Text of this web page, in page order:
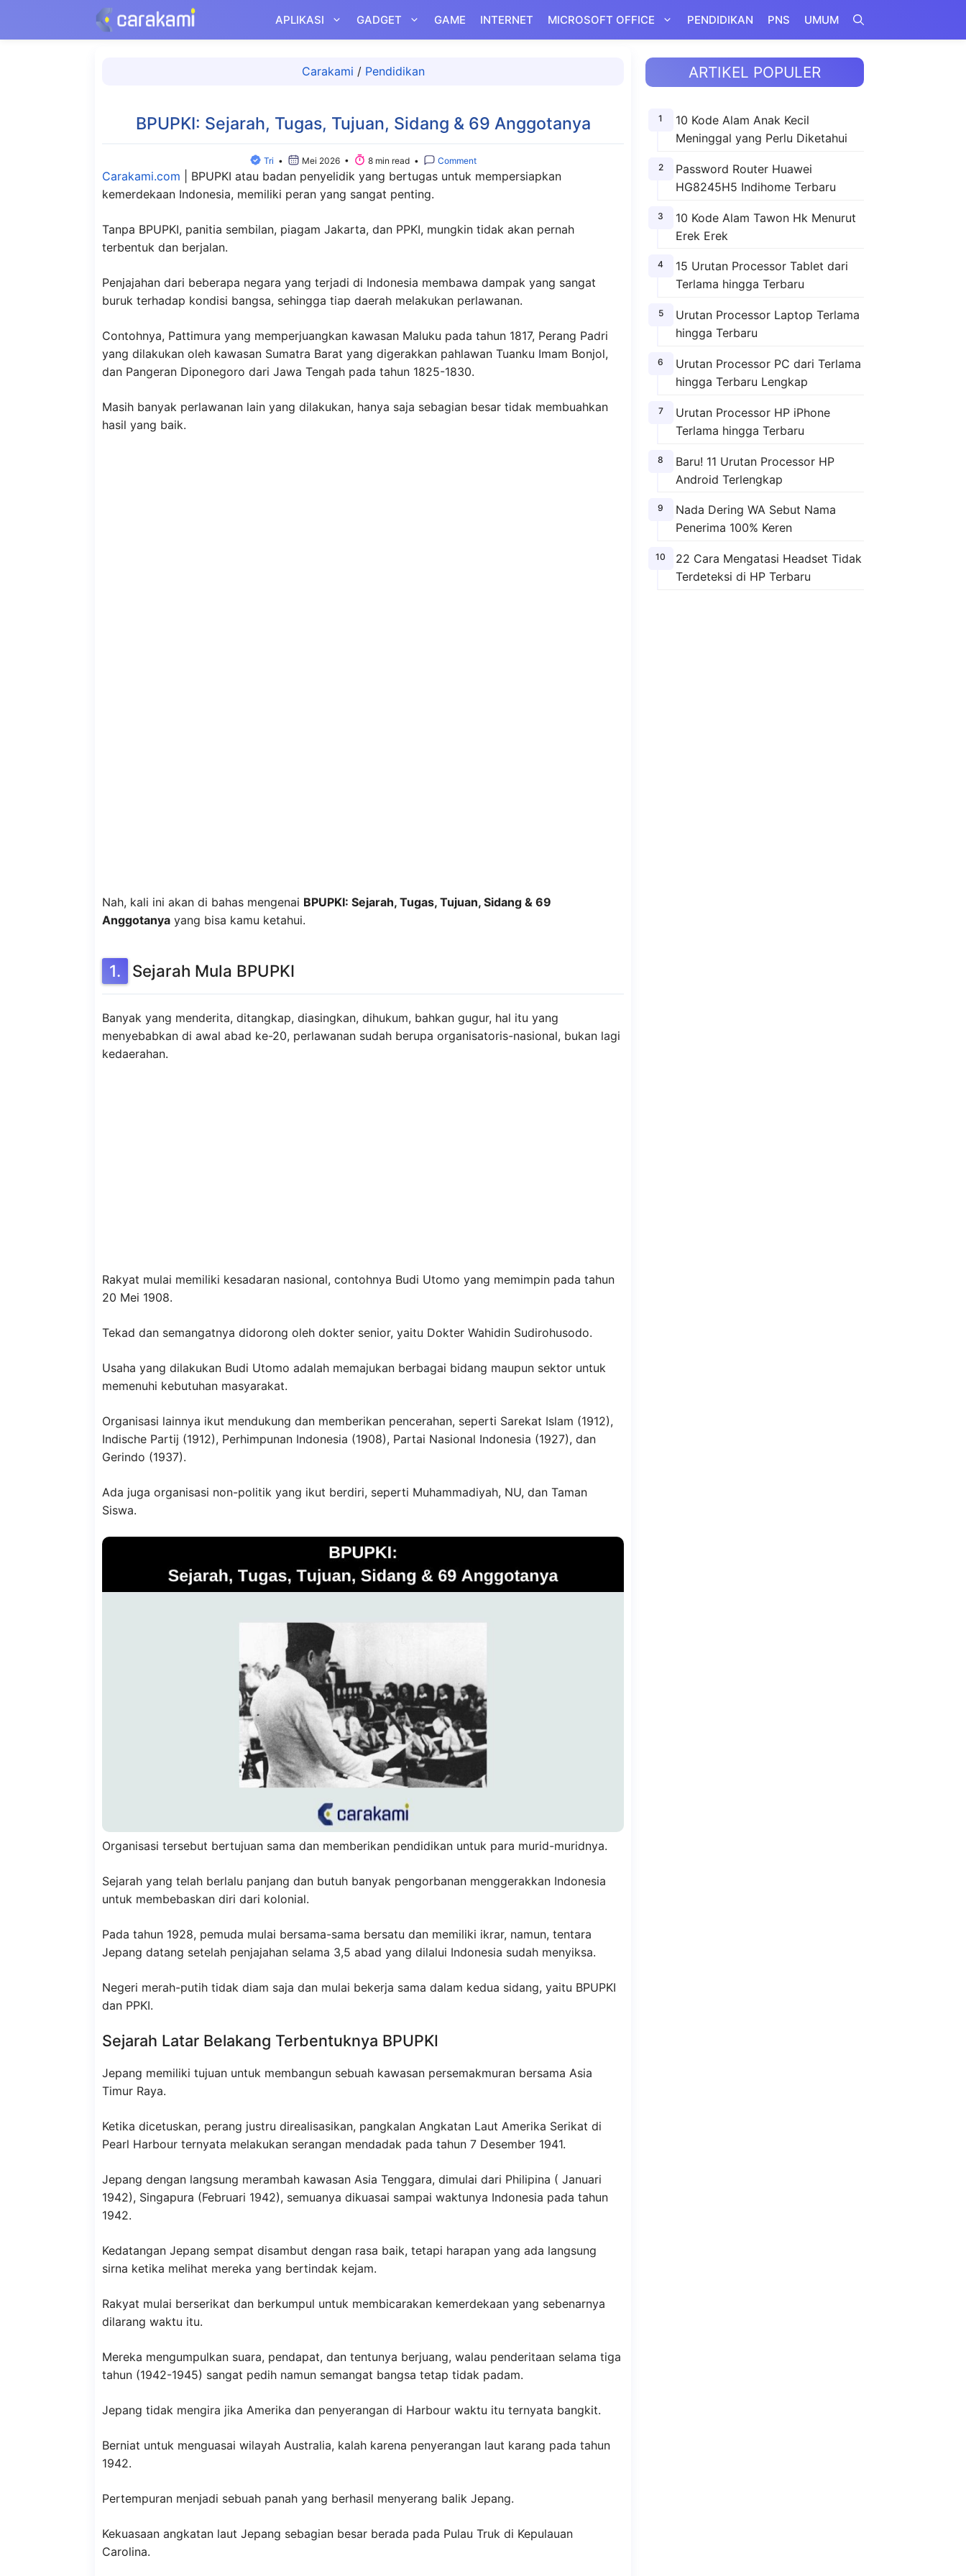
isi
APLIKASI GADGET GAME INTERNET MICROSOFT OFFICE PENDIDIKAN PNS UMUM
Carakami / Pendidikan
BPUPKI: Sejarah, Tugas, Tujuan, Sidang & 69 Anggotanya
Tri • Mei 2026 • 8 min read • Comment
Carakami.com
BPUPKI atau badan penyelidik yang bertugas untuk mempersiapkan
kemerdekaan Indonesia, memiliki peran yang sangat penting.
Tanpa BPUPKI, panitia sembilan, piagam Jakarta, dan PPKI, mungkin tidak akan pernah
terbentuk dan berjalan.
Penjajahan dari beberapa negara yang terjadi di Indonesia membawa dampak yang sangat
buruk terhadap kondisi bangsa, sehingga tiap daerah melakukan perlawanan.
Contohnya, Pattimura yang memperjuangkan kawasan Maluku pada tahun 1817, Perang Padri
yang dilakukan oleh kawasan Sumatra Barat yang digerakkan pahlawan Tuanku Imam Bonjol,
dan Pangeran Diponegoro dari Jawa Tengah pada tahun 1825-1830.
Masih banyak perlawanan lain yang dilakukan, hanya saja sebagian besar tidak membuahkan
hasil yang baik.
Nah, kali ini akan di bahas mengenai BPUPKI: Sejarah, Tugas, Tujuan, Sidang & 69
Anggotanya yang bisa kamu ketahui.
Sejarah Mula BPUPKI
Banyak yang menderita, ditangkap, diasingkan, dihukum, bahkan gugur, hal itu yang
menyebabkan di awal abad ke-20, perlawanan sudah berupa organisatoris-nasional, bukan lagi
kedaerahan.
Rakyat mulai memiliki kesadaran nasional, contohnya Budi Utomo yang memimpin pada tahun
20 Mei 1908.
Tekad dan semangatnya didorong oleh dokter senior, yaitu Dokter Wahidin Sudirohusodo.
Usaha yang dilakukan Budi Utomo adalah memajukan berbagai bidang maupun sektor untuk
memenuhi kebutuhan masyarakat.
Organisasi lainnya ikut mendukung dan memberikan pencerahan, seperti Sarekat Islam (1912),
Indische Partij (1912), Perhimpunan Indonesia (1908), Partai Nasional Indonesia (1927), dan
Gerindo (1937).
Ada juga organisasi non-politik yang ikut berdiri, seperti Muhammadiyah, NU, dan Taman
Siswa.
Organisasi tersebut bertujuan sama dan memberikan pendidikan untuk para murid-muridnya.
Sejarah yang telah berlalu panjang dan butuh banyak pengorbanan menggerakkan Indonesia
untuk membebaskan diri dari kolonial.
Pada tahun 1928, pemuda mulai bersama-sama bersatu dan memiliki ikrar, namun, tentara
Jepang datang setelah penjajahan selama 3,5 abad yang dilalui Indonesia sudah menyiksa.
Negeri merah-putih tidak diam saja dan mulai bekerja sama dalam kedua sidang, yaitu BPUPKI
dan PPKI.
Sejarah Latar Belakang Terbentuknya BPUPKI
Jepang memiliki tujuan untuk membangun sebuah kawasan persemakmuran bersama Asia
Timur Raya.
Ketika dicetuskan, perang justru direalisasikan, pangkalan Angkatan Laut Amerika Serikat di
Pearl Harbour ternyata melakukan serangan mendadak pada tahun 7 Desember 1941.
Jepang dengan langsung merambah kawasan Asia Tenggara, dimulai dari Philipina ( Januari
1942), Singapura (Februari 1942), semuanya dikuasai sampai waktunya Indonesia pada tahun
1942.
Kedatangan Jepang sempat disambut dengan rasa baik, tetapi harapan yang ada langsung
sirna ketika melihat mereka yang bertindak kejam.
Rakyat mulai berserikat dan berkumpul untuk membicarakan kemerdekaan yang sebenarnya
dilarang waktu itu.
Mereka mengumpulkan suara, pendapat, dan tentunya berjuang, walau penderitaan selama tiga
tahun (1942-1945) sangat pedih namun semangat bangsa tetap tidak padam.
Jepang tidak mengira jika Amerika dan penyerangan di Harbour waktu itu ternyata bangkit.
Berniat untuk menguasai wilayah Australia, kalah karena penyerangan laut karang pada tahun
1942.
Pertempuran menjadi sebuah panah yang berhasil menyerang balik Jepang.
Kekuasaan angkatan laut Jepang sebagian besar berada pada Pulau Truk di Kepulauan
Carolina.
ARTIKEL POPULER
10 Kode Alam Anak Kecil
Meninggal yang Perlu Diketahui
Password Router Huawei
HG8245H5 Indihome Terbaru
10 Kode Alam Tawon Hk Menurut
Erek Erek
15 Urutan Processor Tablet dari
Terlama hingga Terbaru
Urutan Processor Laptop Terlama
hingga Terbaru
Urutan Processor PC dari Terlama
hingga Terbaru Lengkap
Urutan Processor HP iPhone
Terlama hingga Terbaru
Baru! 11 Urutan Processor HP
Android Terlengkap
Nada Dering WA Sebut Nama
Penerima 100% Keren
22 Cara Mengatasi Headset Tidak
Terdeteksi di HP Terbaru